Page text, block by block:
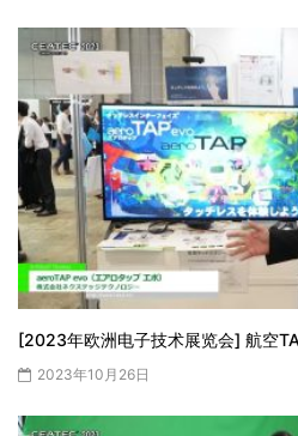
[2023年欧洲电子技术展览会] 航空
2023年10月26日